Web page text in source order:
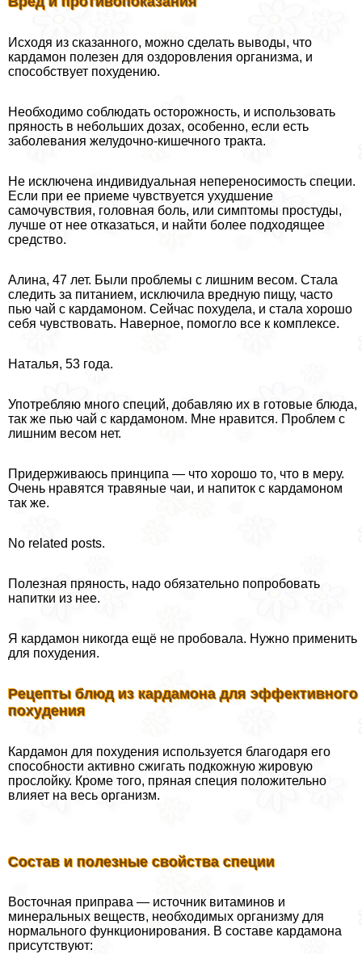
Исходя из сказанного, можно сделать выводы, что
кардамон полезен для оздоровления организма, и
способствует похудению.
Необходимо соблюдать осторожность, и использовать
пряность в небольших дозах, особенно, если есть
заболевания желудочно-кишечного тpaкта.
Не исключена индивидуальная непереносимость специи.
Если при ее приеме чувствуется ухудшение
самочувствия, головная боль, или симптомы простуды,
лучше от нее отказаться, и найти более подходящее
средство.
Алина, 47 лет. Были проблемы с лишним весом. Стала
следить за питанием, исключила вредную пищу, часто
пью чай с кардамоном. Сейчас похудела, и стала хорошо
себя чувствовать. Наверное, помогло все к комплексе.
Наталья, 53 года.
Употрeбляю много специй, добавляю их в готовые блюда,
так же пью чай с кардамоном. Мне нравится. Проблем с
лишним весом нет.
Придерживаюсь принципа — что хорошо то, что в меру.
Очень нравятся травяные чаи, и напиток с кардамоном
так же.
No related posts.
Полезная пряность, надо обязательно попробовать
напитки из нее.
Я кардамон никогда ещё не пробовала. Нужно применить
для похудения.
Рецепты блюд из кардамона для эффективного
похудения
Кардамон для похудения используется благодаря его
способности активно сжигать подкожную жировую
прослойку. Кроме того, пряная специя положительно
влияет на весь организм.
Состав и полезные свойства специи
Восточная приправа — источник витаминов и
минеральных веществ, необходимых организму для
нормального функционирования. В составе кардамона
присутствуют: